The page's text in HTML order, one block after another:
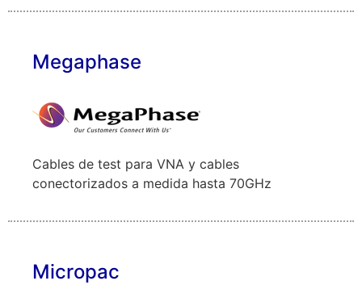
Megaphase
Cables de test para VNA y cables
conectorizados a medida hasta 70GHz
Micropac